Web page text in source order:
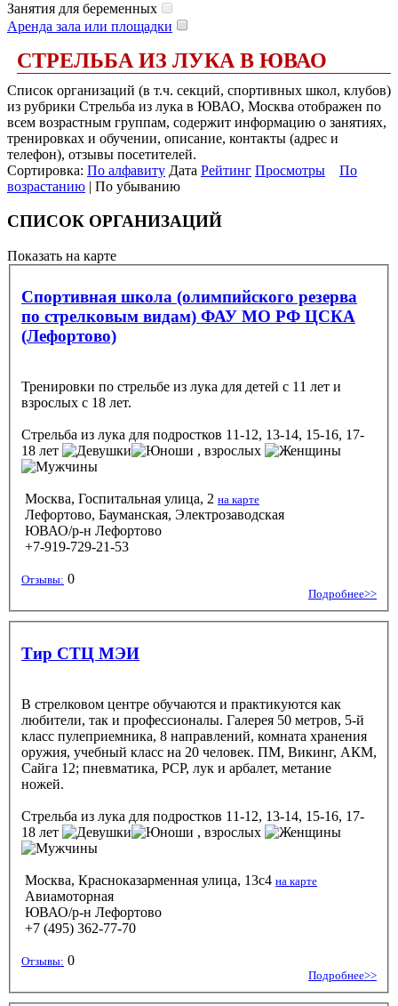
Занятия для беременных
Аренда зала или площадки
СТРЕЛЬБА ИЗ ЛУКА В ЮВАО
Список организаций (в т.ч. секций, спортивных школ, клубов)
из рубрики Стрельба из лука в ЮВАО, Москва отображен по
всем возрастным группам, содержит информацию о занятиях,
тренировках и обучении, описание, контакты (адрес и
телефон), отзывы посетителей.
Сортировка: По алфавиту Дата Рейтинг Просмотры
По
возрастанию | По убыванию
СПИСОК ОРГАНИЗАЦИЙ
Показать на карте
Спортивная школа (олимпийского резерва
по стрелковым видам) ФАУ МО РФ ЦСКА
(Лефортово)
Тренировки по стрельбе из лука для детей с 11 лет и
взрослых с 18 лет.
Стрельба из лука для подростков 11-12, 13-14, 15-16, 17-
18 лет
, взрослых
Москва, Госпитальная улица, 2 на карте
Лефортово, Бауманская, Электрозаводская
ЮВАО/р-н Лефортово
+7-919-729-21-53
Отзывы: 0
Подробнее>>
Тир СТЦ МЭИ
В стрелковом центре обучаются и практикуются как
любители, так и профессионалы. Галерея 50 метров, 5-й
класс пулеприемника, 8 направлений, комната хранения
оружия, учебный класс на 20 человек. ПМ, Викинг, АКМ,
Сайга 12; пневматика, PCP, лук и арбалет, метание
ножей.
Стрельба из лука для подростков 11-12, 13-14, 15-16, 17-
18 лет
, взрослых
Москва, Красноказарменная улица, 13с4 на карте
Авиамоторная
ЮВАО/р-н Лефортово
+7 (495) 362-77-70
Отзывы: 0
Подробнее>>